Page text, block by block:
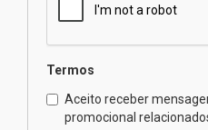
Como
na
escola
Termos
Aceito receber
promocional